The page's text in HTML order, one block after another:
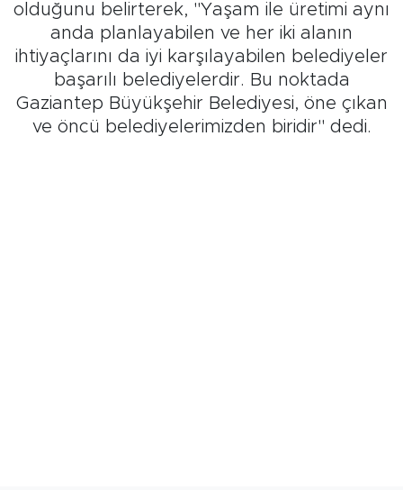
olduğunu belirterek, "Yaşam ile üretimi aynı
anda planlayabilen ve her iki alanın
ihtiyaçlarını da iyi karşılayabilen belediyeler
başarılı belediyelerdir. Bu noktada
Gaziantep Büyükşehir Belediyesi, öne çıkan
ve öncü belediyelerimizden biridir" dedi.